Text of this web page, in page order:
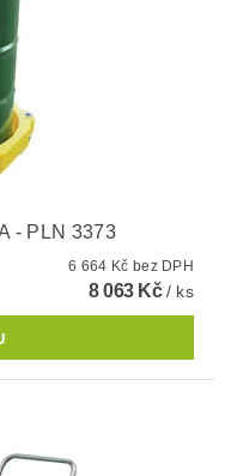
- PLN 3373
6 664 Kč bez DPH
8 063 Kč/ ks